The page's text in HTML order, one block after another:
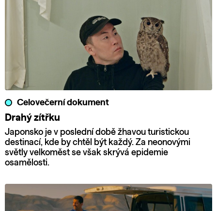
Celovečerní dokument
Drahý zítřku
Japonsko je v poslední době žhavou turistickou
destinací, kde by chtěl být každý. Za neonovými
světly velkoměst se však skrývá epidemie
osamělosti.